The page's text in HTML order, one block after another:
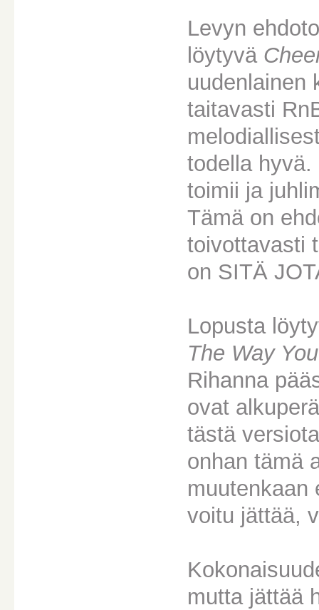
Levyn
löytyvä
uudenlainen
taitavasti
todella
toimii ja
Tämä on
toivottavasti
on SITÄ
Lopusta
The Way
Rihanna
ovat
tästä
onhan tämä
muutenkaan
voitu jättää,
mutta jättää